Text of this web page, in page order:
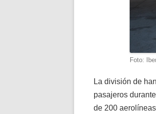
Foto:
La división de
pasajeros
de 200